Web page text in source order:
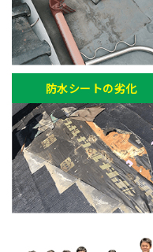
防水シートの劣化